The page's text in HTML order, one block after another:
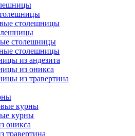
столешницы
столешницы
столешницы
из андезита
из оникса
из травертина
курны
курны
оникса
травертина